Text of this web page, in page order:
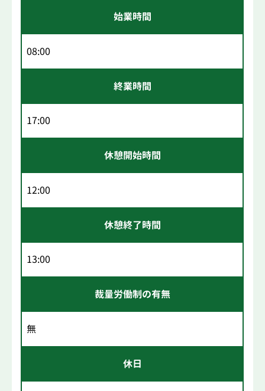
始業時間
08:00
終業時間
17:00
休憩開始時間
12:00
休憩終了時間
13:00
裁量労働制の有無
無
休日